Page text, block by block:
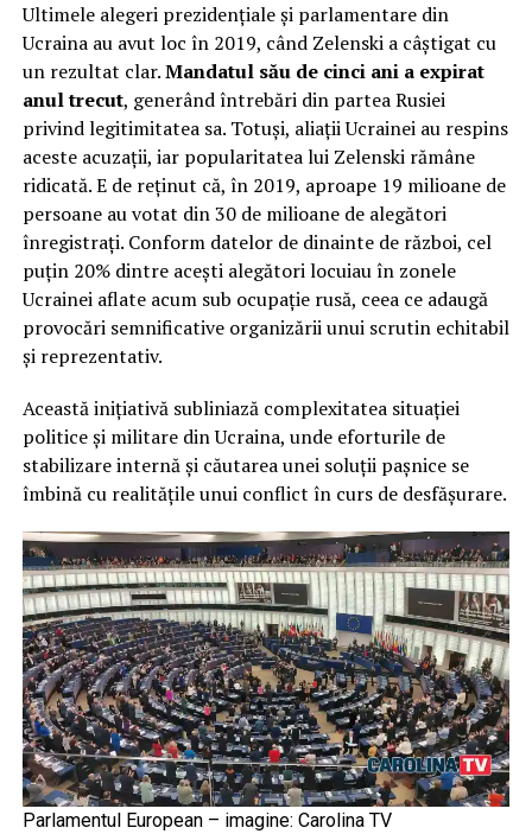
Ultimele alegeri prezidențiale și parlamentare din
Ucraina au avut loc în 2019, când Zelenski a câștigat cu
un rezultat clar.Mandatul său de cinci ani a expirat
anul trecut, generând întrebări din partea Rusiei
privind legitimitatea sa. Totuși, aliații Ucrainei au respins
aceste acuzații, iar popularitatea lui Zelenski rămâne
ridicată. E de reținut că, în 2019, aproape 19 milioane de
persoane au votat din 30 de milioane de alegători
înregistrați. Conform datelor de dinainte de război, cel
puțin 20% dintre acești alegători locuiau în zonele
Ucrainei aflate acum sub ocupație rusă, ceea ce adaugă
provocări semnificative organizării unui scrutin echitabil
și reprezentativ.
Această inițiativă subliniază complexitatea situației
politice și militare din Ucraina, unde eforturile de
stabilizare internă și căutarea unei soluții pașnice se
îmbină cu realitățile unui conflict în curs de desfășurare.
Parlamentul European – imagine: Carolina TV